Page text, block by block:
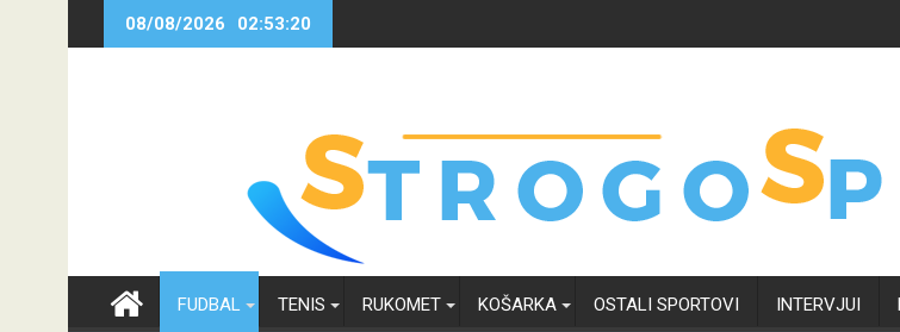
08/08/2026 02:53:21
FUDBAL TENIS RUKOMET KOŠARKA OSTALI SPORTOVI INTERVJUI